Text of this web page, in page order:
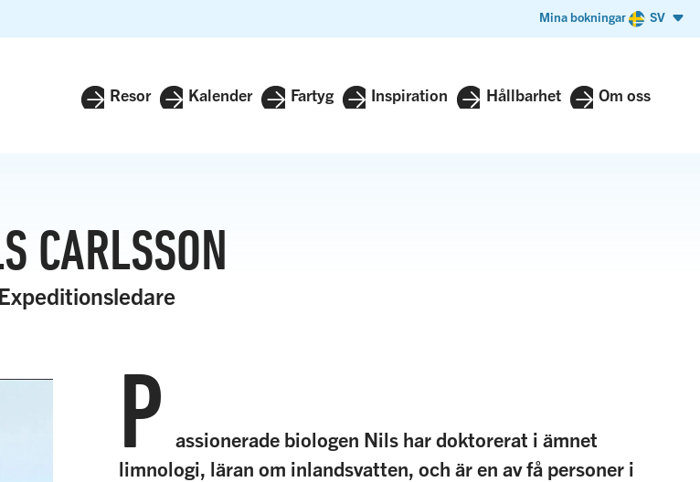
Mina bokningar SV
Resor Kalender Fartyg Inspiration Hållbarhet Om oss
CARLSSON
Expeditionsledare
P
assionerade biologen Nils har doktorerat i ämnet
limnologi, läran om inlandsvatten, och är en av få personer i